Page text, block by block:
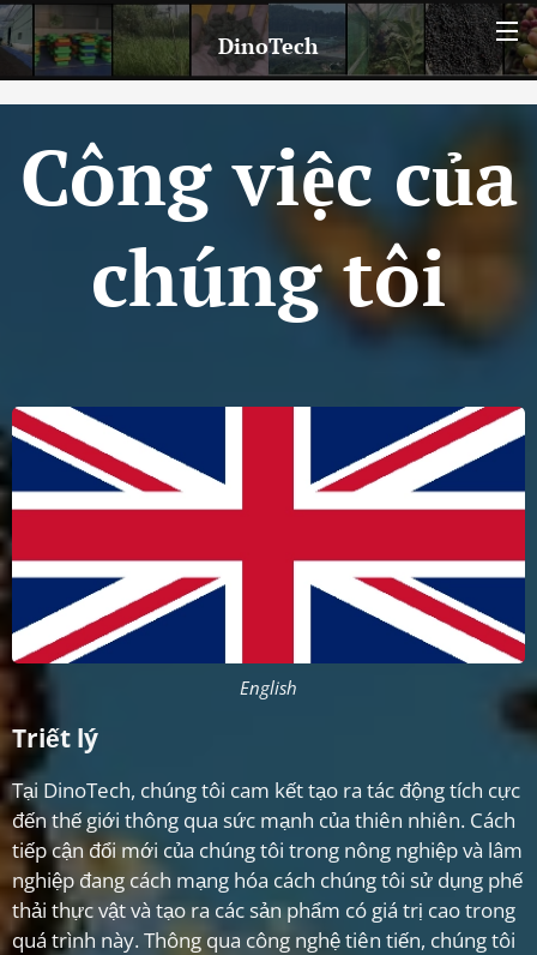
DinoTech
Công việc của
chúng tôi
English
Triết lý
Tại DinoTech, chúng tôi cam kết tạo ra tác động tích cực
đến thế giới thông qua sức mạnh của thiên nhiên. Cách
tiếp cận đổi mới của chúng tôi trong nông nghiệp và lâm
nghiệp đang cách mạng hóa cách chúng tôi sử dụng phế
thải thực vật và tạo ra các sản phẩm có giá trị cao trong
quá trình này. Thông qua công nghệ tiên tiến, chúng tôi